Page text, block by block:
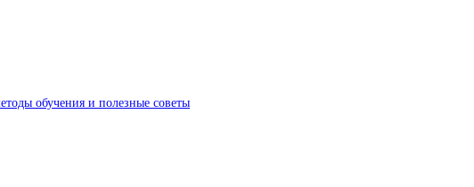
обучения и полезные советы